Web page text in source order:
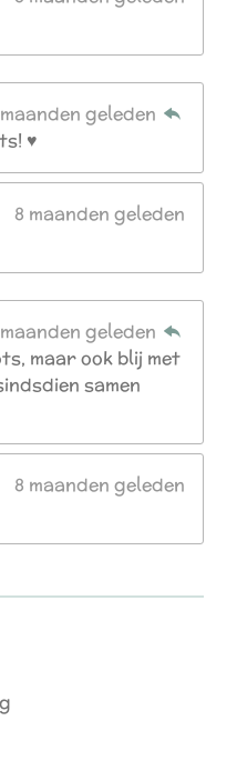
geleden
♥️
8 maanden geleden
geleden
maar ook blij met
samen
8 maanden geleden